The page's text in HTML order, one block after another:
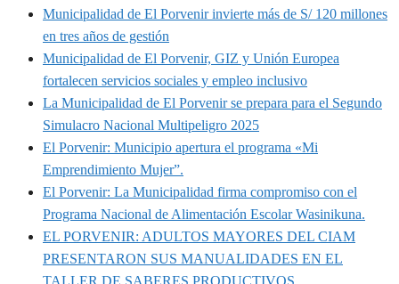
Municipalidad de El Porvenir invierte más de S/ 120 millones
en tres años de gestión
Municipalidad de El Porvenir, GIZ y Unión Europea
fortalecen servicios sociales y empleo inclusivo
La Municipalidad de El Porvenir se prepara para el Segundo
Simulacro Nacional Multipeligro 2025
El Porvenir: Municipio apertura el programa «Mi
Emprendimiento Mujer”.
El Porvenir: La Municipalidad firma compromiso con el
Programa Nacional de Alimentación Escolar Wasinikuna.
EL PORVENIR: ADULTOS MAYORES DEL CIAM
PRESENTARON SUS MANUALIDADES EN EL
TALLER DE SABERES PRODUCTIVOS